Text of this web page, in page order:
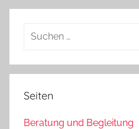
der
Beiträge
Suchen
Seiten
Beratung und Begleitung